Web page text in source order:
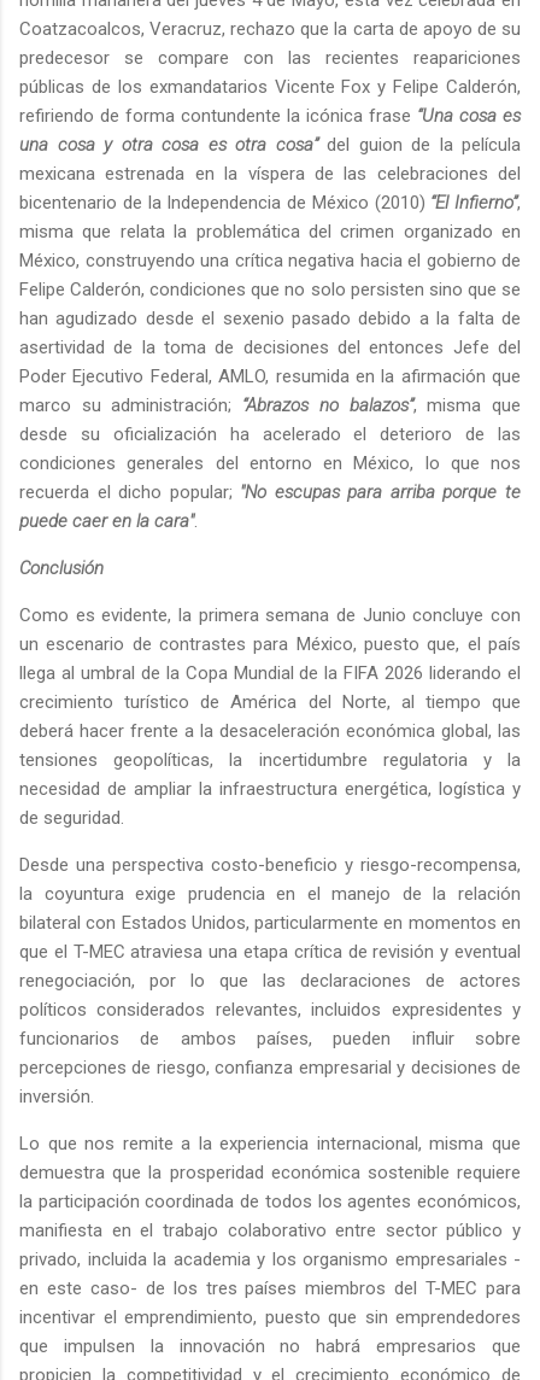
Coatzacoalcos, Veracruz, rechazo que la carta de apoyo de su
predecesor se compare con las recientes reapariciones
públicas de los exmandatarios Vicente Fox y Felipe Calderón,
refiriendo de forma contundente la icónica frase “Una cosa es
una cosa y otra cosa es otra cosa”del guion de la película
mexicana estrenada en la víspera de las celebraciones del
bicentenario de la Independencia de México (2010) “El Infierno”,
misma que relata la problemática del crimen organizado en
México, construyendo una crítica negativa hacia el gobierno de
Felipe Calderón, condiciones que no solo persisten sino que se
han agudizado desde el sexenio pasado debido a la falta de
asertividad de la toma de decisiones del entonces Jefe del
Poder Ejecutivo Federal, AMLO, resumida en la afirmación que
marco su administración; “Abrazos no balazos”, misma que
desde su oficialización ha acelerado el deterioro de las
condiciones generales del entorno en México, lo que nos
recuerda el dicho popular; "No escupas para arriba porque te
puede caer en la cara".
Conclusión
Como es evidente, la primera semana de Junio concluye con
un escenario de contrastes para México, puesto que, el país
llega al umbral de la Copa Mundial de la FIFA 2026 liderando el
crecimiento turístico de América del Norte, al tiempo que
deberá hacer frente a la desaceleración económica global, las
tensiones geopolíticas, la incertidumbre regulatoria y la
necesidad de ampliar la infraestructura energética, logística y
de seguridad.
Desde una perspectiva costo-beneficio y riesgo-recompensa,
la coyuntura exige prudencia en el manejo de la relación
bilateral con Estados Unidos, particularmente en momentos en
que el T-MEC atraviesa una etapa crítica de revisión y eventual
renegociación, por lo que las declaraciones de actores
políticos considerados relevantes, incluidos expresidentes y
funcionarios de ambos países, pueden influir sobre
percepciones de riesgo, confianza empresarial y decisiones de
inversión.
Lo que nos remite a la experiencia internacional, misma que
demuestra que la prosperidad económica sostenible requiere
la participación coordinada de todos los agentes económicos,
manifiesta en el trabajo colaborativo entre sector público y
privado, incluida la academia y los organismo empresariales -
en este caso- de los tres países miembros del T-MEC para
incentivar el emprendimiento, puesto que sin emprendedores
que impulsen la innovación no habrá empresarios que
propicien la competitividad y el crecimiento económico de